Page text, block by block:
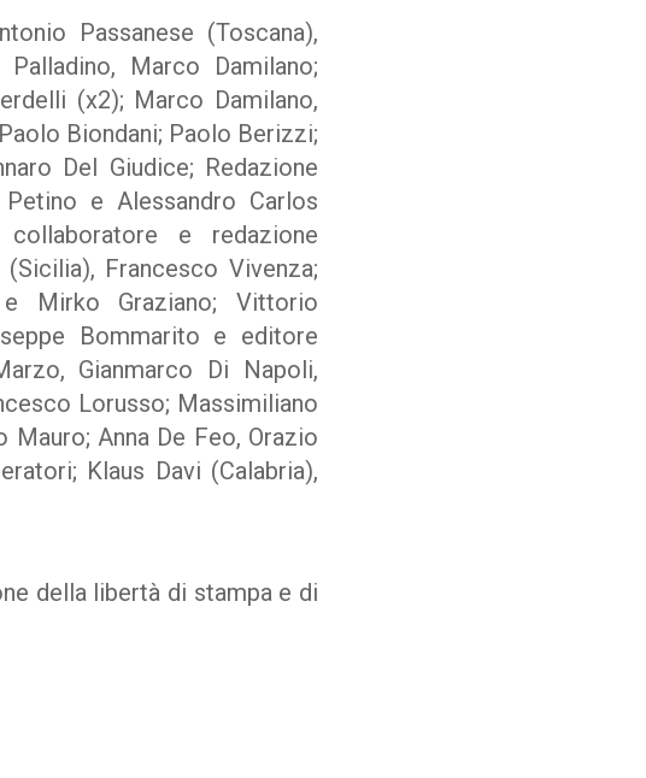
Passanese (Toscana),
Marco Damilano;
(x2); Marco Damilano,
Biondani; Paolo Berizzi;
Del Giudice; Redazione
e Alessandro Carlos
collaboratore e redazione
Francesco Vivenza;
e Mirko Graziano; Vittorio
Bommarito e editore
Gianmarco Di Napoli,
Lorusso; Massimiliano
Mauro; Anna De Feo, Orazio
Klaus Davi (Calabria),
della libertà di stampa e di